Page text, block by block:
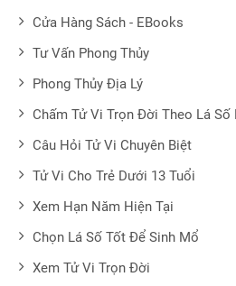
Cửa Hàng Sách - EBooks
Tư Vấn Phong Thủy
Phong Thủy Địa Lý
Chấm Tử Vi Trọn Đời Theo Lá Số
Câu Hỏi Tử Vi Chuyên Biệt
Tử Vi Cho Trẻ Dưới 13 Tuổi
Xem Hạn Năm Hiện Tại
Chọn Lá Số Tốt Để Sinh Mổ
Xem Tử Vi Trọn Đời